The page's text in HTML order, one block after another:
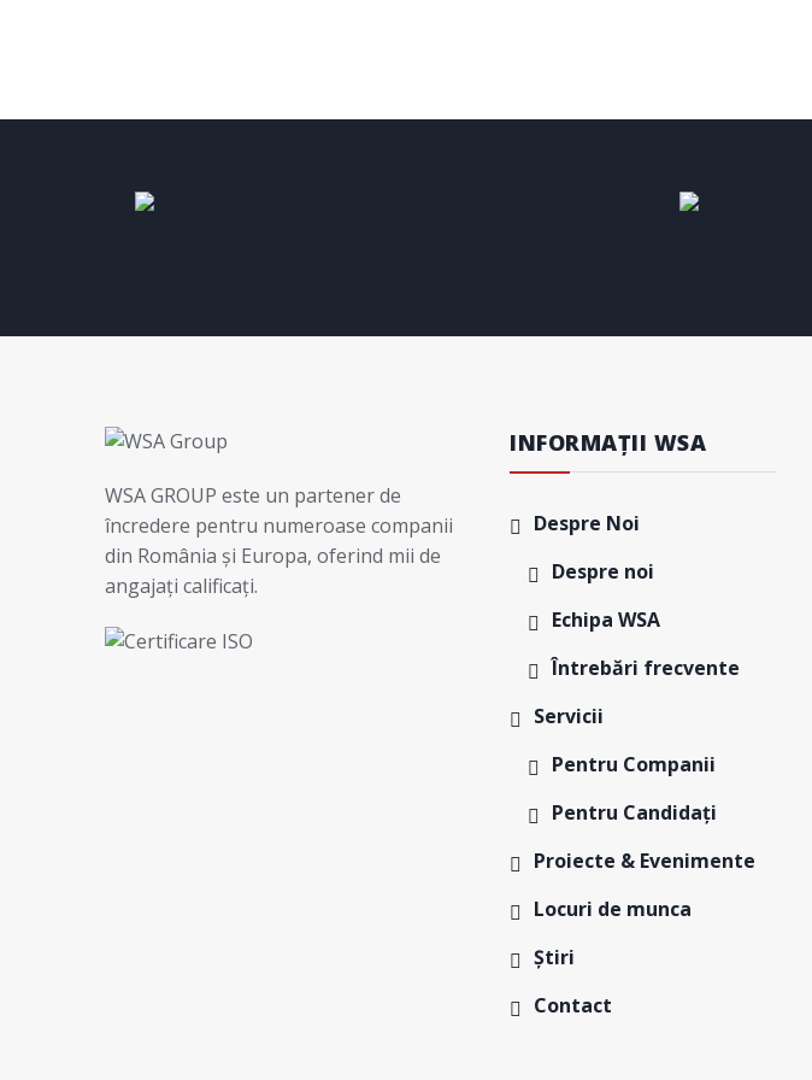
WSA GROUP este un partener de
încredere pentru numeroase companii
din România și Europa, oferind mii de
angajați calificați.
INFORMAȚII WSA
Despre Noi
Despre noi
Echipa WSA
Întrebări frecvente
Servicii
Pentru Companii
Pentru Candidați
Proiecte & Evenimente
Locuri de munca
Știri
Contact